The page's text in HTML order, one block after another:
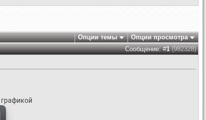
Опции темы
Опции просмотра
Сообщение: #1(982328)